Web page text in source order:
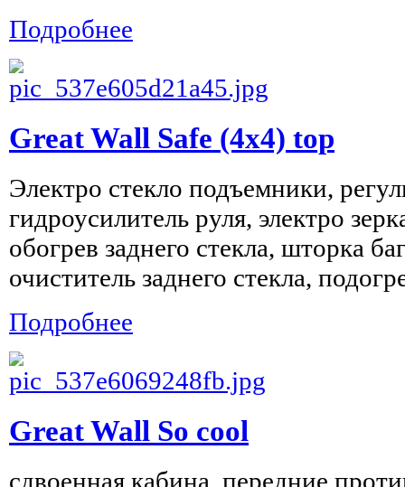
Подробнее
Great Wall Safe (4x4) top
Электро стекло подъемники,
гидроусилитель руля, электро
обогрев заднего стекла, шторка
очиститель заднего стекла,
Подробнее
Great Wall So cool
сдвоенная кабина, передние